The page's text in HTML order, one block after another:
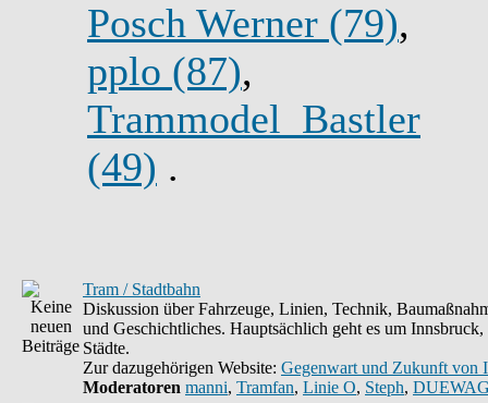
Posch Werner (79),
pplo (87),
Trammodel_Bastler
(49) .
Tram / Stadtbahn
Diskussion über Fahrzeuge, Linien, Technik,
und Geschichtliches. Hauptsächlich geht es um Innsbruck,
Städte.
Zur dazugehörigen Website: Gegenwart und Zukunft von
Moderatoren manni, Tramfan, Linie O, Steph,